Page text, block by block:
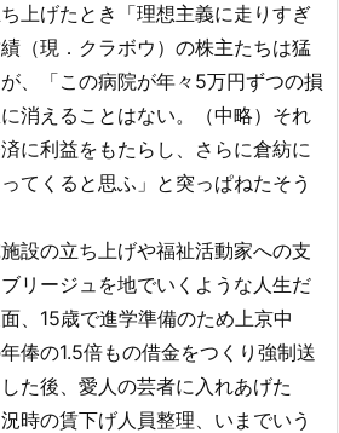
上げたとき「理想主義に走りすぎ
（現．クラボウ）の株主たちは猛
、「この病院が年々5万円ずつの損
消えることはない。（中略）それ
に利益をもたらし、さらに倉紡に
てくると思ふ」と突っぱねたそう
設の立ち上げや福祉活動家への支
リージュを地でいくような人生だ
、15歳で進学準備のため上京中
俸の1.5倍もの借金をつくり強制送
た後、愛人の芸者に入れあげた
時の賃下げ人員整理、いまでいう